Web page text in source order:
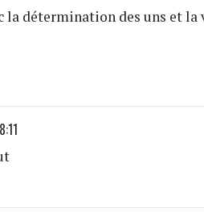
la détermination des uns et la